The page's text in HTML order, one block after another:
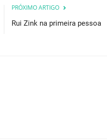
PRÓXIMO ARTIGO
Rui Zink na primeira pessoa